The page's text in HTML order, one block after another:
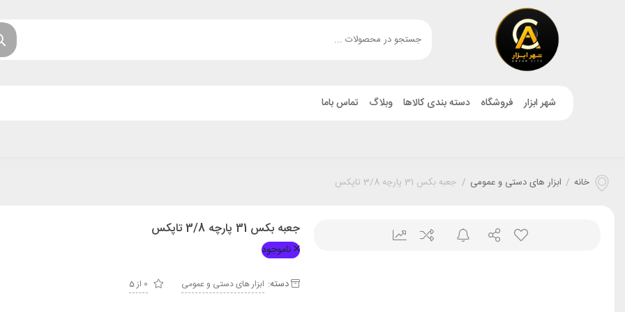
شهر ابزار فروشگاه دسته بندی کالاها وبلاگ تماس باما
خانه / ابزار های دستی و عمومی / جعبه بکس 31 پارچه 3/8 تاپکس
جعبه بکس 31 پارچه 3/8 تاپکس
ناموجود
دسته: ابزار های دستی و عمومی 0 از 5